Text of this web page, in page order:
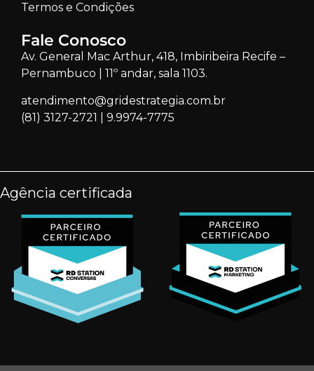
Termos e Condições
Fale Conosco
Av. General Mac Arthur, 418, Imbiribeira Recife –
Pernambuco | 11º andar, sala 1103.
atendimento@gridestrategia.com.br
(81) 3127-2721
9.9974-7775
Agência certificada